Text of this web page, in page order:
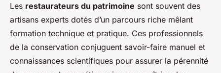
patrimoine culturel
Noham • 10 mai 2025 4 min de lecture
Les restaurateurs du patrimoine sont souvent des
artisans experts dotés d’un parcours riche mêlant
formation technique et pratique. Ces professionnels
de la conservation conjuguent savoir-faire manuel et
connaissances scientifiques pour assurer la pérennité